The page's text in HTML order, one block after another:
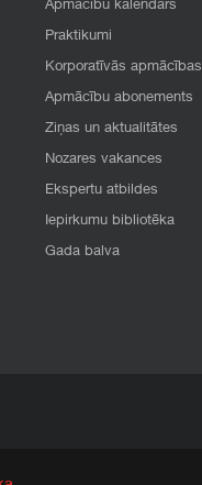
Apmācību kalendārs
Praktikumi
Korporatīvās apmācības
Apmācību abonements
Ziņas un aktualitātes
Nozares vakances
Ekspertu atbildes
Iepirkumu bibliotēka
Gada balva